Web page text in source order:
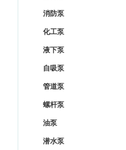
消防泵
化工泵
液下泵
自吸泵
管道泵
螺杆泵
油泵
潜水泵